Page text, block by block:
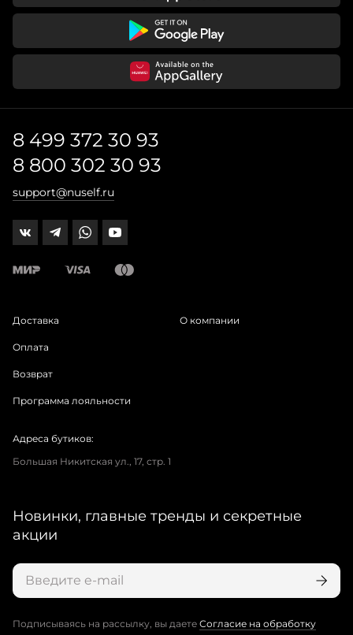
8 499 372 30 93
8 800 302 30 93
support@nuself.ru
Доставка
Оплата
Возврат
Программа лояльности
О компании
Адреса бутиков:
Большая Никитская ул., 17, стр. 1
Новинки, главные тренды и секретные
акции
Подписываясь на рассылку, вы даете Согласие на обработку